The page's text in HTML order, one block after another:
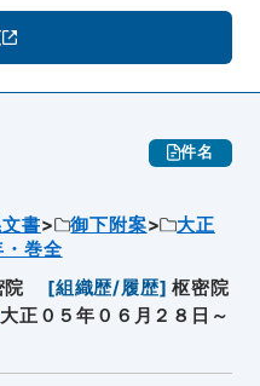
件名
書 御下附案
大正
・巻全
院 [組織歴/履歴] 枢密院
大正０５年０６月２８日～